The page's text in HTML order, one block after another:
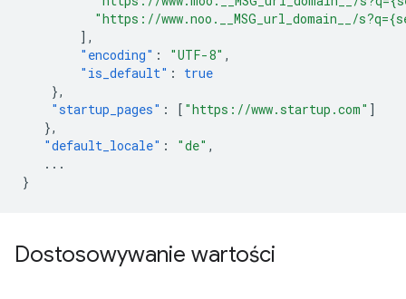
"https://www.noo.__MSG_url_domain__/
],
"encoding" : "UTF-8" ,
"is_default" :
true
},
"startup_pages" : [ "https://www.startup.com" ]
},
"default_locale" : "de" ,
...
}
Dostosowywanie wartości